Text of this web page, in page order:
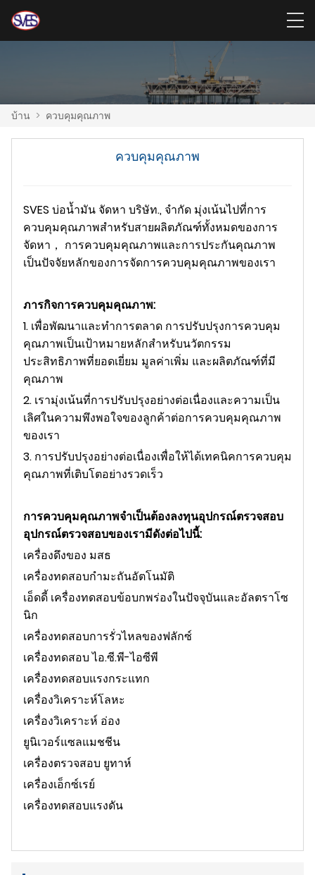
บ้าน > ควบคุมคุณภาพ
ควบคุมคุณภาพ
SVES บ่อน้ำมัน จัดหา บริษัท., จำกัด มุ่งเน้นไปที่การ
ควบคุมคุณภาพสำหรับสายผลิตภัณฑ์ทั้งหมดของการ
จัดหา， การควบคุมคุณภาพและการประกันคุณภาพ
เป็นปัจจัยหลักของการจัดการควบคุมคุณภาพของเรา
ภารกิจการควบคุมคุณภาพ:
1. เพื่อพัฒนาและทำการตลาด การปรับปรุงการควบคุม
คุณภาพเป็นเป้าหมายหลักสำหรับนวัตกรรม
ประสิทธิภาพที่ยอดเยี่ยม มูลค่าเพิ่ม และผลิตภัณฑ์ที่มี
คุณภาพ
2. เรามุ่งเน้นที่การปรับปรุงอย่างต่อเนื่องและความเป็น
เลิศในความพึงพอใจของลูกค้าต่อการควบคุมคุณภาพ
ของเรา
3. การปรับปรุงอย่างต่อเนื่องเพื่อให้ได้เทคนิคการควบคุม
คุณภาพที่เติบโตอย่างรวดเร็ว
การควบคุมคุณภาพจำเป็นต้องลงทุนอุปกรณ์ตรวจสอบ
อุปกรณ์ตรวจสอบของเรามีดังต่อไปนี้:
เครื่องดึงของ มสธ
เครื่องทดสอบกำมะถันอัตโนมัติ
เอ็ดดี้ เครื่องทดสอบข้อบกพร่องในปัจจุบันและอัลตราโซ
นิก
เครื่องทดสอบการรั่วไหลของฟลักซ์
เครื่องทดสอบ ไอ.ซี.พี-ไอซีพี
เครื่องทดสอบแรงกระแทก
เครื่องวิเคราะห์โลหะ
เครื่องวิเคราะห์ อ่อง
ยูนิเวอร์แซลแมชชีน
เครื่องตรวจสอบ ยูทาห์
เครื่องเอ็กซ์เรย์
เครื่องทดสอบแรงดัน